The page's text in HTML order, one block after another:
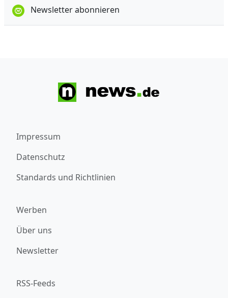
Newsletter abonnieren
Impressum
Datenschutz
Standards und Richtlinien
Werben
Über uns
Newsletter
RSS-Feeds